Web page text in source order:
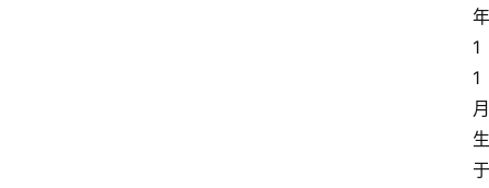
年
1
1
月
生
于